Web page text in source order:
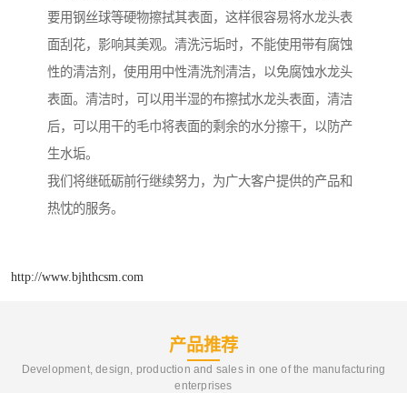
要用钢丝球等硬物擦拭其表面，这样很容易将水龙头表
面刮花，影响其美观。清洗污垢时，不能使用带有腐蚀
性的清洁剂，使用用中性清洗剂清洁，以免腐蚀水龙头
表面。清洁时，可以用半湿的布擦拭水龙头表面，清洁
后，可以用干的毛巾将表面的剩余的水分擦干，以防产
生水垢。
我们将继砥砺前行继续努力，为广大客户提供的产品和
热忱的服务。
http://www.bjhthcsm.com
产品推荐
Development, design, production and sales in one of the manufacturing
enterprises